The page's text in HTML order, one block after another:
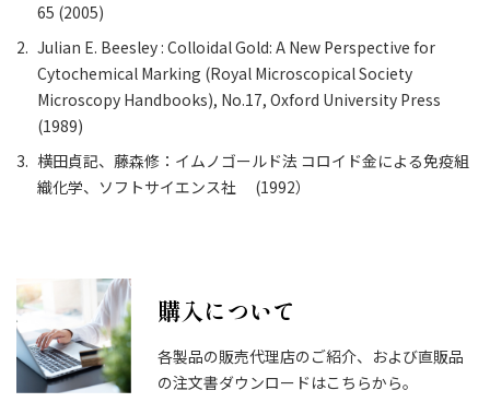
65 (2005)
Julian E. Beesley : Colloidal Gold: A New Perspective for
Cytochemical Marking (Royal Microscopical Society
Microscopy Handbooks), No.17, Oxford University Press
(1989)
横田貞記、藤森修：イムノゴールド法 コロイド金による免疫組
織化学、ソフトサイエンス社 (1992）
購入について
各製品の販売代理店のご紹介、および直販品
の注文書ダウンロードはこちらから。